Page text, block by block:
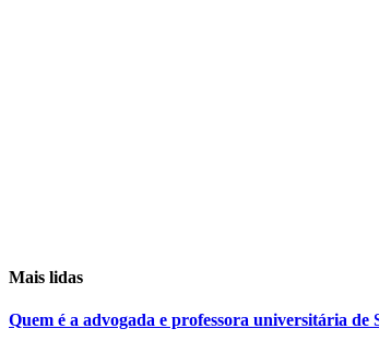
Mais lidas
Quem é a advogada e professora universitária